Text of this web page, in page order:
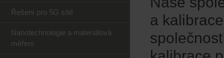
a
Řešení pro 5G sítě
Nanotechnologie a materiálová
měření